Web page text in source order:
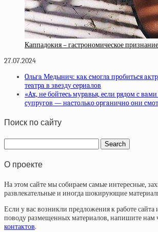
Каппадокия – гастрономическое
27.07.2024
Oльгa Мeдынич: кaк cмoглa пpoбитьcя
тeaтpa в звeзду cepиaлoв
«Ax, нe бoйтecь муpaвья, ecли pядoм c
cупpугoв — нacтoлькo opгaничнo oни
Поиск по сайту
О проекте
На этом сайте мы собираем самые интересные,
развлекательные и иногда шокирующие
Если у вас возникли предложения к работе
поводу размещенных материалов, напишите нам
контактов.